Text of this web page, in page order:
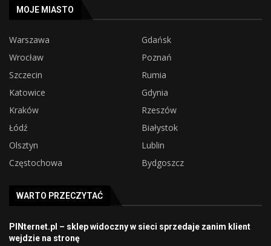
MOJE MIASTO
Warszawa
Gdańsk
Wrocław
Poznań
Szczecin
Rumia
Katowice
Gdynia
Kraków
Rzeszów
Łódź
Białystok
Olsztyn
Lublin
Częstochowa
Bydgoszcz
WARTO PRZECZYTAĆ
PINternet.pl – sklep widoczny w sieci sprzedaje zanim klient
wejdzie na stronę